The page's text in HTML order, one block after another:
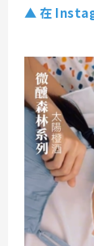
▲ 在